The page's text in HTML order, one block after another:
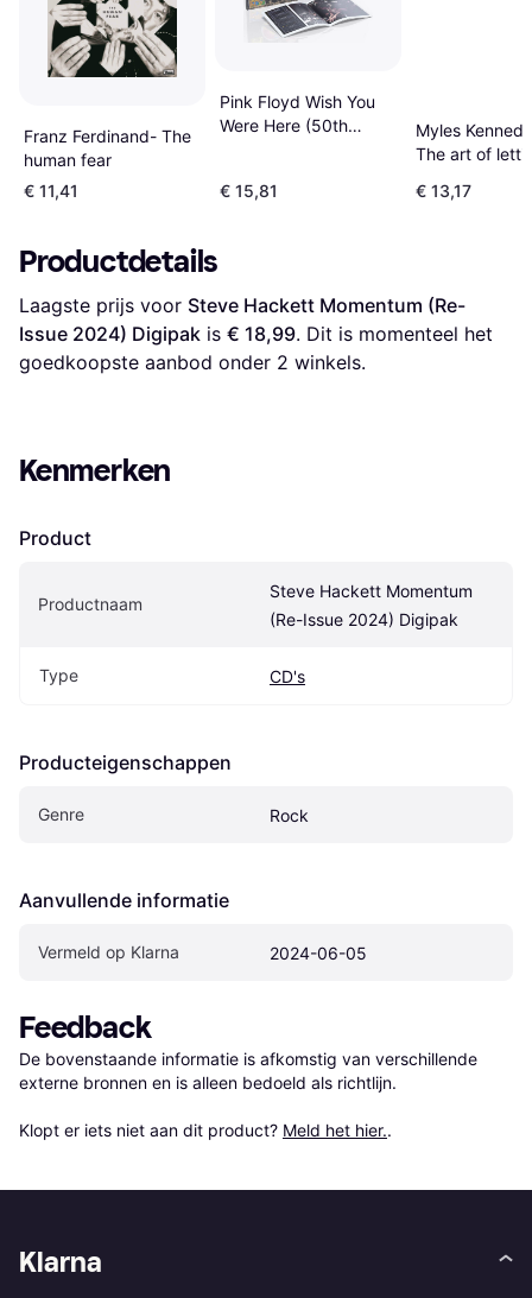
Franz Ferdinand- The
human fear
€ 11,41
Pink Floyd Wish You
Were Here (50th
€ 15,81
Myles
The art of
€ 13,17
Productdetails
Laagste prijs voor Steve Hackett Momentum (Re-
Issue 2024) Digipak is € 18,99. Dit is momenteel het
goedkoopste aanbod onder 2 winkels.
Kenmerken
Product
Productnaam
Steve Hackett Momentum
(Re-Issue 2024) Digipak
Type CD's
Producteigenschappen
Genre Rock
Aanvullende informatie
Vermeld op Klarna 2024-06-05
Feedback
De bovenstaande informatie is afkomstig van verschillende
externe bronnen en is alleen bedoeld als richtlijn.
Klopt er iets niet aan dit product? Meld het hier..
Klarna